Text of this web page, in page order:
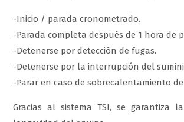
-Inicio / parada cronometrado.
-Parada completa después de 1 hora de
-Detenerse por detección de fugas.
-Detenerse por la interrupción del
-Parar en caso de sobrecalentamiento
Gracias al sistema TSI, se garantiza